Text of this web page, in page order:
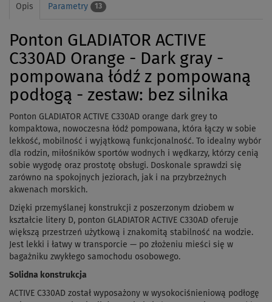
Opis Parametry 13
Ponton GLADIATOR ACTIVE
C330AD Orange - Dark gray -
pompowana łódź z pompowaną
podłogą - zestaw: bez silnika
Ponton GLADIATOR ACTIVE C330AD orange dark grey to
kompaktowa, nowoczesna łódź pompowana, która łączy w sobie
lekkość, mobilność i wyjątkową funkcjonalność. To idealny wybór
dla rodzin, miłośników sportów wodnych i wędkarzy, którzy cenią
sobie wygodę oraz prostotę obsługi. Doskonale sprawdzi się
zarówno na spokojnych jeziorach, jak i na przybrzeżnych
akwenach morskich.
Dzięki przemyślanej konstrukcji z poszerzonym dziobem w
kształcie litery D, ponton GLADIATOR ACTIVE C330AD oferuje
większą przestrzeń użytkową i znakomitą stabilność na wodzie.
Jest lekki i łatwy w transporcie — po złożeniu mieści się w
bagażniku zwykłego samochodu osobowego.
Solidna konstrukcja
ACTIVE C330AD został wyposażony w wysokociśnieniową podłogę